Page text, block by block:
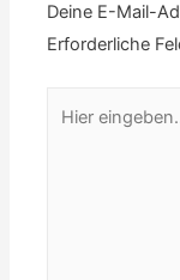
Deine E-Mail-
Erforderliche
eingeben…